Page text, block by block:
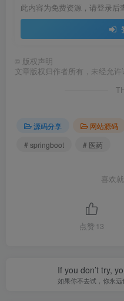
此内容为免费资源，请登录后
© 版权声明
文章版权归作者所有，未经允许
源码分享
网站源码
# springboot
# 医药
喜欢
点赞 13
If you don’t try,
如果你不去试，你永